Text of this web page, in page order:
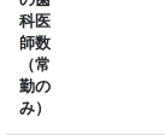
科医
師数
（常
勤の
み）